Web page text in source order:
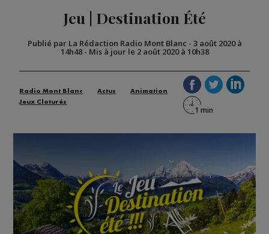
Jeu | Destination Été
Publié par La Rédaction Radio Mont Blanc - 3 août 2020 à
14h48- Mis à jour le 2 août 2020 à 10h38
Radio Mont Blanc Actus
Animation
Jeux Cloturés